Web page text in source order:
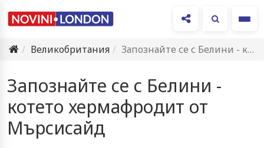
Великобритания
Запознайте се с Белини - котето хермафродит от Мърсисайд
Запознайте се с Белини -
котето хермафродит от
Мърсисайд